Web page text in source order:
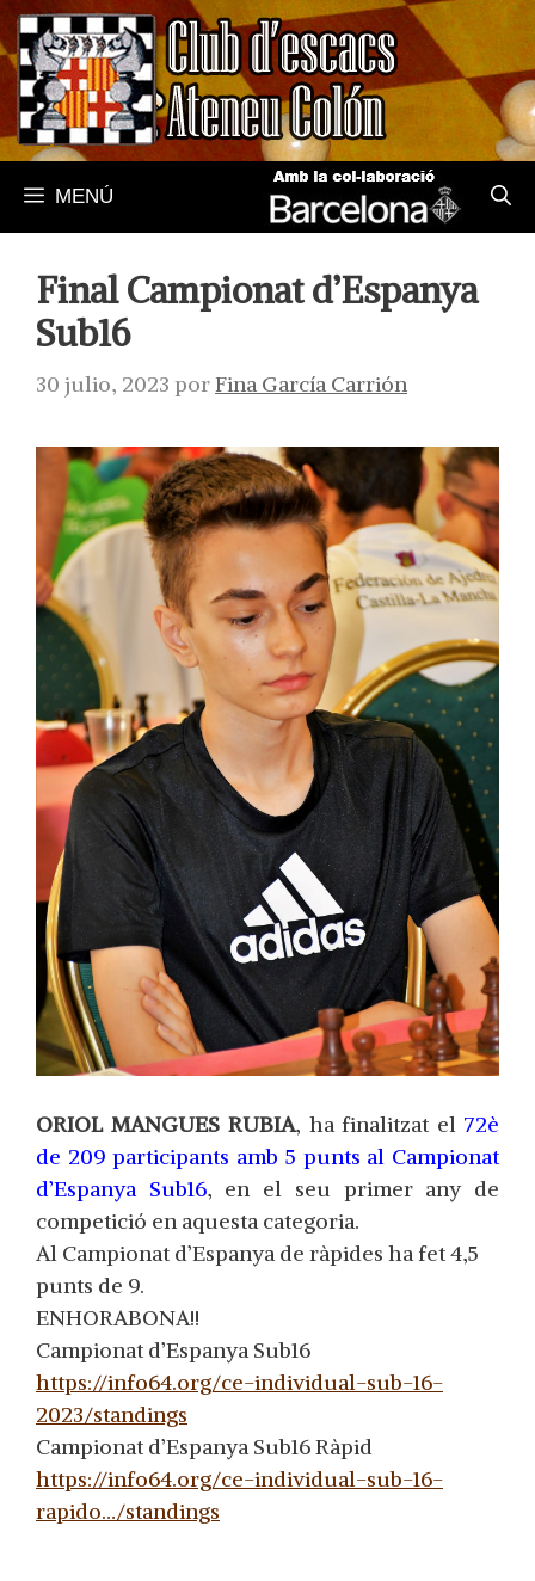
Saltar
al
contenido
MENÚ
Final Campionat d’Espanya
Sub16
30 julio, 2023 porFina García Carrión
ORIOL MANGUES RUBIA, ha finalitzat el72è
de 209 participants amb 5 punts al Campionat
d’Espanya Sub16, en el seu primer any de
competició en aquesta categoria.
Al Campionat d’Espanya de ràpides ha fet 4,5
punts de 9.
ENHORABONA!!
Campionat d’Espanya Sub16
https://info64.org/ce-individual-sub-16-
2023/standings
Campionat d’Espanya Sub16 Ràpid
https://info64.org/ce-individual-sub-16-
rapido…/standings